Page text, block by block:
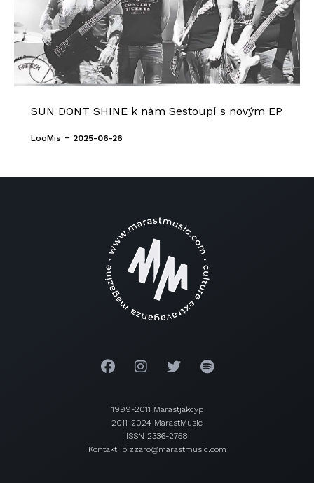
SUN DONT SHINE k nám Sestoupí s novým EP
LooMis - 2025-06-26
1999-2011 Marastjakcyp
2011-2024 MarastMusic
ISSN 2336-2758
Kontakt: bizzaro@marastmusic.com